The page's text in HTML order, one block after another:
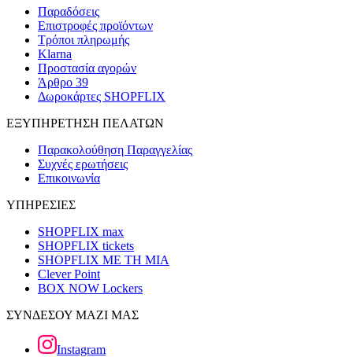
Παραδόσεις
Επιστροφές προϊόντων
Τρόποι πληρωμής
Klarna
Προστασία αγορών
Άρθρο 39
Δωροκάρτες SHOPFLIX
ΕΞΥΠΗΡΕΤΗΣΗ ΠΕΛΑΤΩΝ
Παρακολούθηση Παραγγελίας
Συχνές ερωτήσεις
Επικοινωνία
ΥΠΗΡΕΣΙΕΣ
SHOPFLIX max
SHOPFLIX tickets
SHOPFLIX ΜΕ ΤΗ ΜΙΑ
Clever Point
BOX NOW Lockers
ΣΥΝΔΕΣΟΥ ΜΑΖΙ ΜΑΣ
Instagram